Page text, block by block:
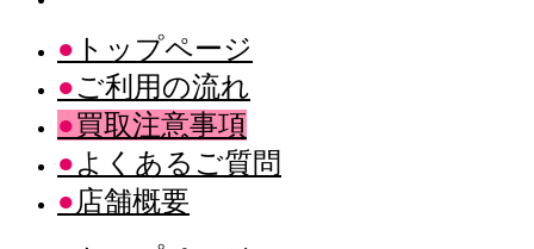
トップページ
ご利用の流れ
買取注意事項
よくあるご質問
店舗概要